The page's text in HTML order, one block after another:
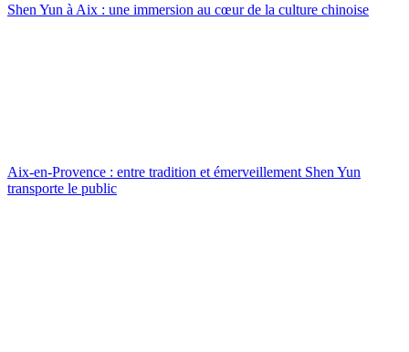
Shen Yun à Aix : une immersion au cœur de la culture chinoise
Aix-en-Provence : entre tradition et émerveillement Shen Yun
transporte le public